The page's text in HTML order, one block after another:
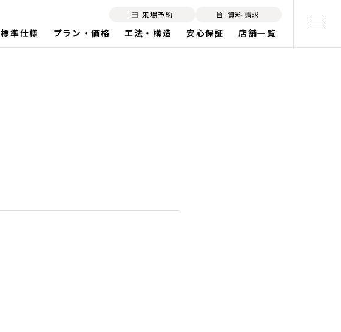
来場予約 資料請求
標準仕様 プラン・価格 工法・構造 安心保証 店舗一覧